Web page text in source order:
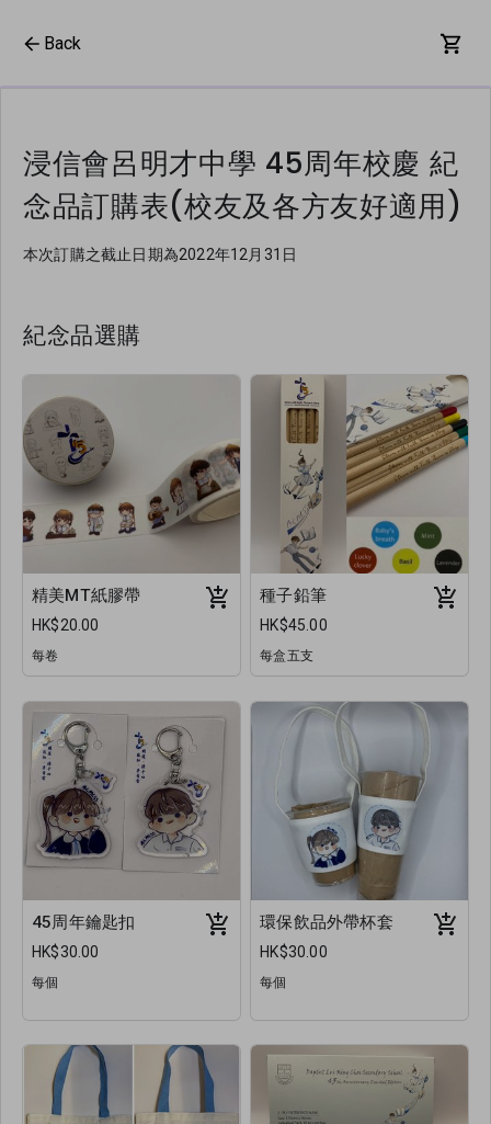
Back
浸信會呂明才中學 45周年校慶 紀
念品訂購表(校友及各方友好適用)
本次訂購之截止日期為2022年12月31日
紀念品選購
精美MT紙膠帶
HK$20.00
每卷
種子鉛筆
HK$45.00
每盒五支
45周年鑰匙扣
HK$30.00
每個
環保飲品外帶杯套
HK$30.00
每個